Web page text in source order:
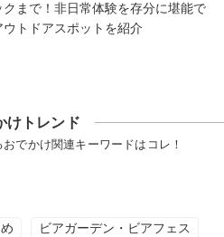
クまで！非日常体験を存分に堪能で
ウトドアスポットを紹介
けトレンド
でかけ関連キーワードはコレ！
ビアガーデン・ビアフェス